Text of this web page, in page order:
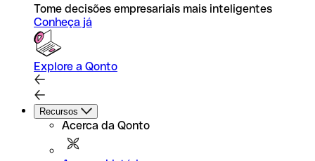
Tome decisões empresariais mais inteligentes
Conheça já
Explore a Qonto
Recursos
Acerca da Qonto